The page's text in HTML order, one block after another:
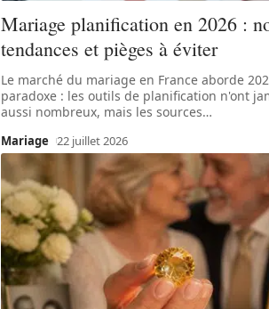
Mariage planification en 2026 :
tendances et pièges à éviter
Le marché du mariage en France aborde
paradoxe : les outils de planification n'ont
aussi nombreux, mais les sources…
Mariage 22 juillet 2026